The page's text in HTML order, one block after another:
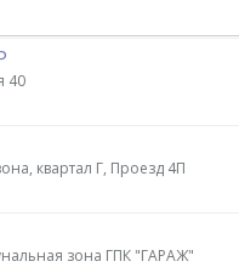
40
квартал Г, Проезд 4П
зона ГПК "ГАРАЖ"